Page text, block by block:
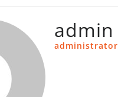
admin
administrator